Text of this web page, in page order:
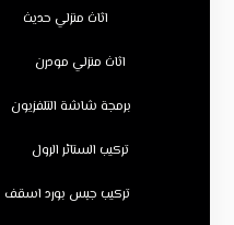
اثاث منزلي حديث
اثاث منزلي مودرن
برمجة شاشة التلفزيون
تركيب الستائر الرول
تركيب جبس بورد اسقف